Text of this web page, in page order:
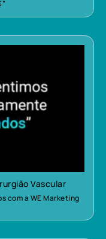
Vascular
com a WE Marketing